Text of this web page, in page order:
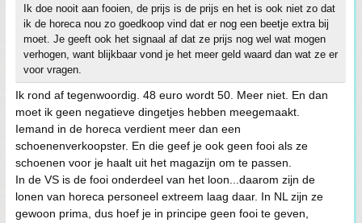
Ik doe nooit aan fooien, de prijs is de prijs en het is ook niet zo dat
ik de horeca nou zo goedkoop vind dat er nog een beetje extra bij
moet. Je geeft ook het signaal af dat ze prijs nog wel wat mogen
verhogen, want blijkbaar vond je het meer geld waard dan wat ze er
voor vragen.
Ik rond af tegenwoordig. 48 euro wordt 50. Meer niet. En dan
moet ik geen negatieve dingetjes hebben meegemaakt.
Iemand in de horeca verdient meer dan een
schoenenverkoopster. En die geef je ook geen fooi als ze
schoenen voor je haalt uit het magazijn om te passen.
In de VS is de fooi onderdeel van het loon...daarom zijn de
lonen van horeca personeel extreem laag daar. In NL zijn ze
gewoon prima, dus hoef je in principe geen fooi te geven,